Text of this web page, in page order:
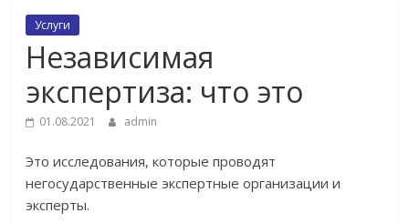
Услуги
Независимая
экспертиза: что это
01.08.2021 admin
Это исследования, которые проводят
негосударственные экспертные организации и
эксперты.